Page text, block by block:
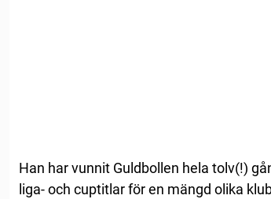
Han har vunnit Guldbollen hela tolv(!)
liga- och cuptitlar för en mängd olika